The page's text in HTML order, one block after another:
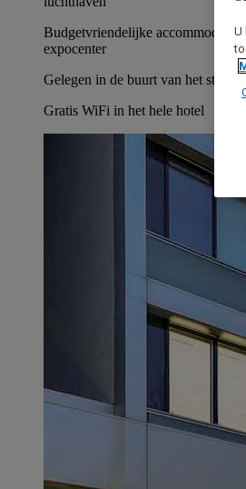
Budgetvriendelijke accommodatie
expocenter
Gelegen in de buurt van het
Gratis WiFi in het hele hotel
U